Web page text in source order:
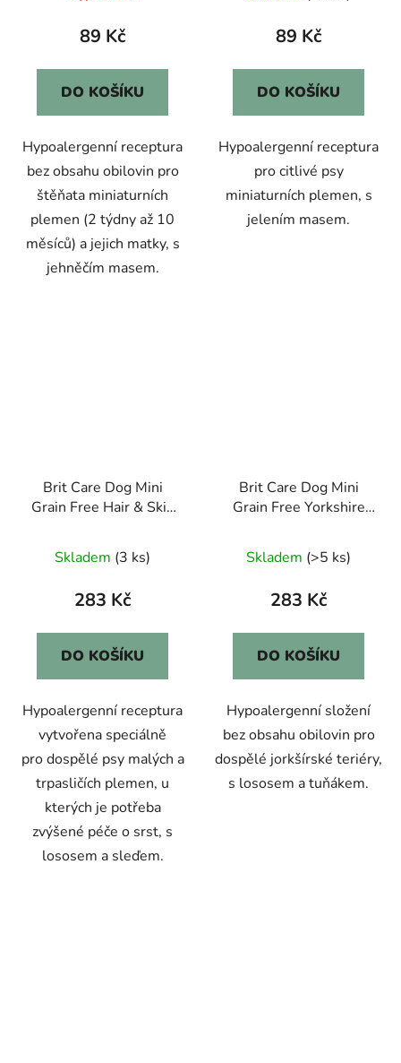
89 Kč
DO KOŠÍKU
Hypoalergenní receptura
bez obsahu obilovin pro
štěňata miniaturních
plemen (2 týdny až 10
měsíců) a jejich matky, s
jehněčím masem.
89 Kč
DO KOŠÍKU
Hypoalergenní receptura
pro citlivé psy
miniaturních plemen, s
jelením masem.
Brit Care Dog Mini
Grain Free Hair & Skin
Skladem (3 ks)
283 Kč
DO KOŠÍKU
Hypoalergenní receptura
vytvořena speciálně
pro dospělé psy malých a
trpasličích plemen, u
kterých je potřeba
zvýšené péče o srst, s
lososem a sleďem.
Brit Care Dog Mini
Grain Free Yorkshire
Skladem (>5 ks)
283 Kč
DO KOŠÍKU
Hypoalergenní složení
bez obsahu obilovin pro
dospělé jorkšírské teriéry,
s lososem a tuňákem.